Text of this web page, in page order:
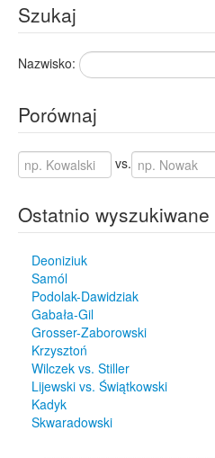
Szukaj
Nazwisko:
Porównaj
vs.
Ostatnio wyszukiwane
Deoniziuk
Samól
Podolak-Dawidziak
Gabała-Gil
Grosser-Zaborowski
Krzysztoń
Wilczek vs. Stiller
Lijewski vs. Świątkowski
Kadyk
Skwaradowski